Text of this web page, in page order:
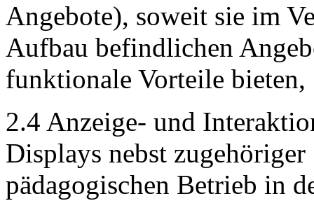
Angebote), soweit sie im
Aufbau befindlichen
funktionale Vorteile bieten,
2.4 Anzeige- und
Displays nebst zugehöriger
pädagogischen Betrieb in